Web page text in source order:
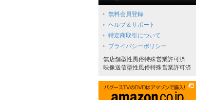
無料会員登録
ヘルプ＆サポート
特定商取引について
プライバシーポリシー
無店舗型性風俗特殊営業許可済
映像送信型性風俗特殊営業許可済